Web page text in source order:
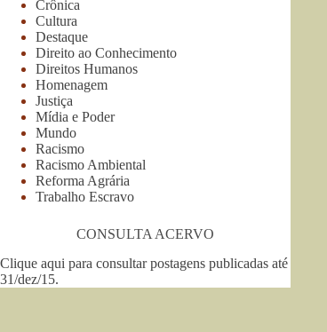
Crônica
Cultura
Destaque
Direito ao Conhecimento
Direitos Humanos
Homenagem
Justiça
Mídia e Poder
Mundo
Racismo
Racismo Ambiental
Reforma Agrária
Trabalho Escravo
CONSULTA ACERVO
Clique aqui para consultar postagens publicadas até
31/dez/15.